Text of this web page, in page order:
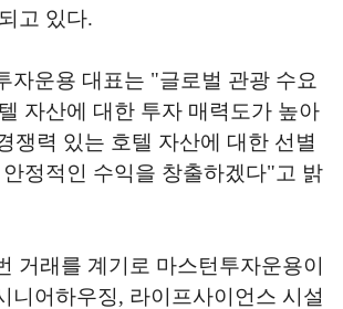
고 있다.
자운용 대표는 "글로벌 관광 수요
자산에 대한 투자 매력도가 높아
쟁력 있는 호텔 자산에 대한 선별
정적인 수익을 창출하겠다"고 밝
거래를 계기로 마스턴투자운용이
니어하우징, 라이프사이언스 시설